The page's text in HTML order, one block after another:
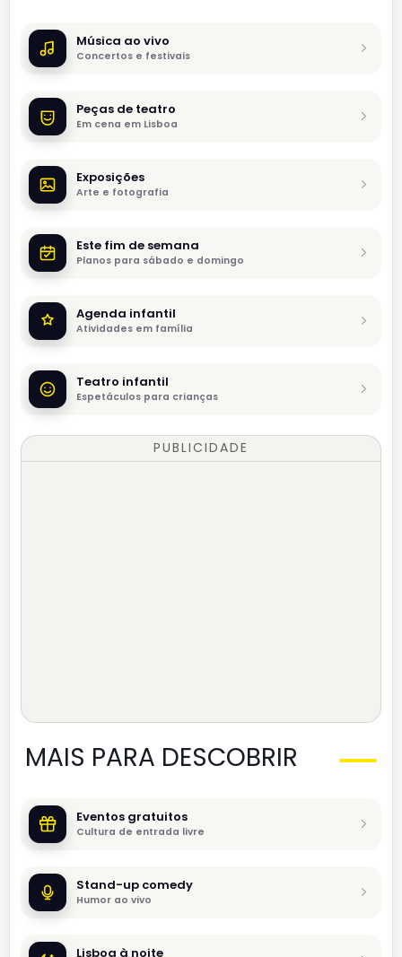
Música ao vivo
Concertos e festivais
Peças de teatro
Em cena em Lisboa
Exposições
Arte e fotografia
Este fim de semana
Planos para sábado e domingo
Agenda infantil
Atividades em família
Teatro infantil
Espetáculos para crianças
PUBLICIDADE
MAIS PARA DESCOBRIR
Eventos gratuitos
Cultura de entrada livre
Stand-up comedy
Humor ao vivo
Lisboa à noite